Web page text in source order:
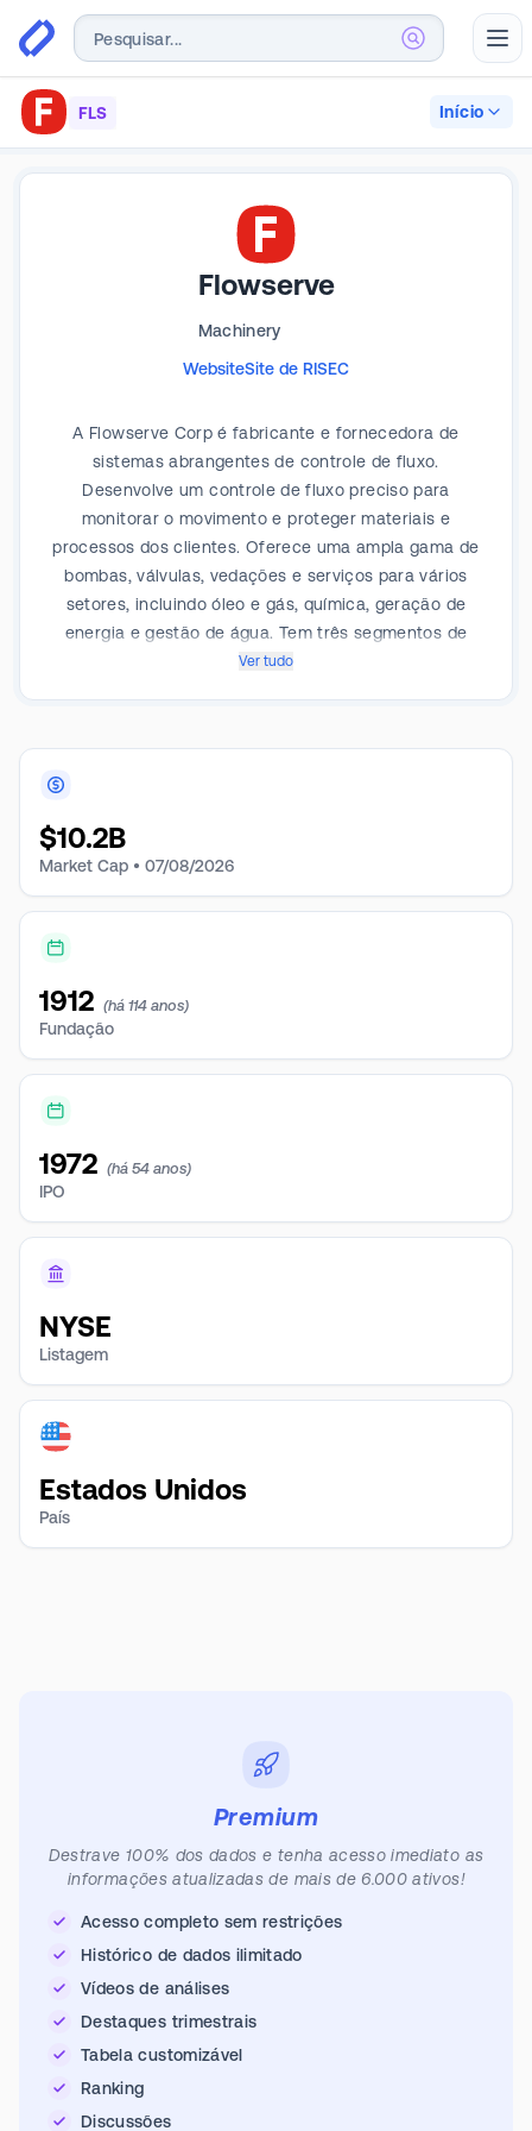
FLS Início
Flowserve
Machinery
WebsiteSite de RISEC
A Flowserve Corp é fabricante e fornecedora de
sistemas abrangentes de controle de fluxo.
Desenvolve um controle de fluxo preciso para
monitorar o movimento e proteger materiais e
processos dos clientes. Oferece uma ampla gama de
bombas, válvulas, vedações e serviços para vários
setores, incluindo óleo e gás, química, geração de
energia e gestão de água. Tem três segmentos de
negócios: FPD para bombas personalizadas, bombas
auxiliares, peças de reposição e serviços
válvulas e equipamentos relacionados e eliminações
e todos os outros.
Ver tudo
$10.2B
Market Cap • 07/08/2026
1912 (há 114 anos)
Fundação
1972 (há 54 anos)
IPO
NYSE
Listagem
Estados Unidos
País
Premium
Destrave 100% dos dados e tenha acesso imediato as
informações atualizadas de mais de 6.000 ativos!
Acesso completo sem restrições
Histórico de dados ilimitado
Vídeos de análises
Destaques trimestrais
Tabela customizável
Ranking
Discussões